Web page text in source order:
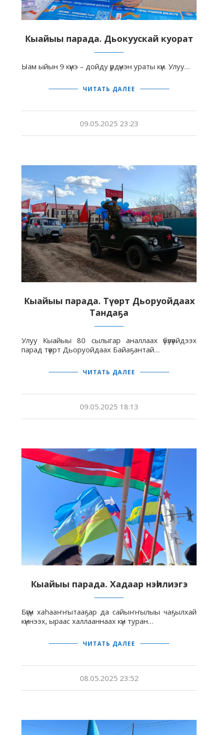
Кыайыы парада. Дьокуускай куорат
Ыам ыйын 9 күнэ – дойду үрдүнэн ураты күн. Улуу…
ЧИТАТЬ ДАЛЕЕ
09.05.2025 23:23
Кыайыы парада. Түөрт Дьоруойдаах
Тандаҕа
Улуу Кыайыы 80 сылыгар аналлаах үбүлүөйдээх
парад түөрт Дьоруойдаах Байаҕантай…
ЧИТАТЬ ДАЛЕЕ
09.05.2025 18:13
Кыайыы парада. Хадаар нэһилиэгэ
Бүгүн хаһааҥҥытааҕар да сайыҥҥылыы чаҕылхай
күннээх, ыраас халлааннаах күн туран…
ЧИТАТЬ ДАЛЕЕ
08.05.2025 23:52